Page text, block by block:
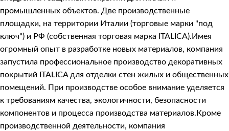
промышленных объектов. Две производственные
площадки, на территории Италии (торговые марки "под
ключ") и РФ (собственная торговая марка ITALICA).Имея
огромный опыт в разработке новых материалов, компания
запустила профессиональное производство декоративных
покрытий ITALICA для отделки стен жилых и общественных
помещений. При производстве особое внимание уделяется
к требованиям качества, экологичности, безопасности
компонентов и процесса производства материалов.Кроме
производственной деятельности, компания